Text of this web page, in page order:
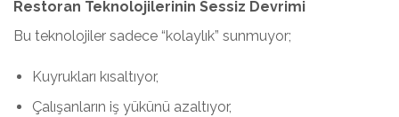
Restoran Teknolojilerinin Sessiz Devrimi
Bu teknolojiler sadece “kolaylık” sunmuyor;
Kuyrukları kısaltıyor,
Çalışanların iş yükünü azaltıyor,